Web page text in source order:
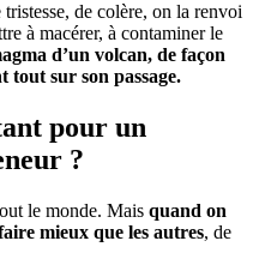
tristesse, de colère, on la renvoi
à macérer, à contaminer le
d’un volcan, de façon
tout sur son passage.
pour un
?
le monde. Mais quand on
mieux que les autres, de